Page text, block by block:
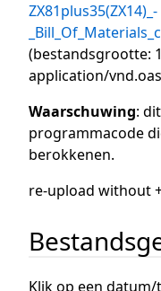
ZX81plus35(ZX14)_-
(bestandsgrootte:
application/
Waarschuwing:
programmacode
berokkenen.
re-upload without
Klik op een